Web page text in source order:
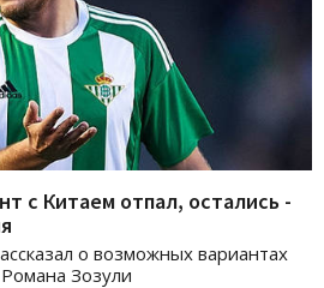
с Китаем отпал, остались -
о возможных вариантах
Зозули